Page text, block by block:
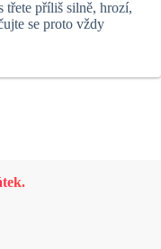
třete příliš silně, hrozí,
se proto vždy